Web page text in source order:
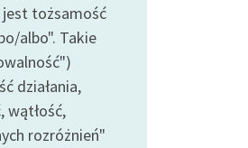
jest tożsamość
albo". Takie
działania,
wątłość,
rozróżnień"